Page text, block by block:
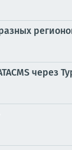
через